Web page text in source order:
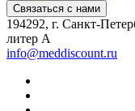
Связаться с нами
194292, г. Санкт-
литер А
info@meddiscount.ru